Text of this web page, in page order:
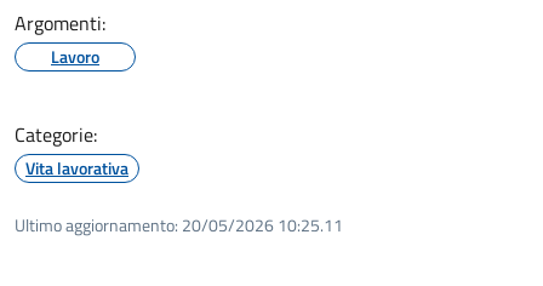
Argomenti:
Lavoro
Categorie:
Vita lavorativa
Ultimo aggiornamento: 20/05/2026 10:25.11